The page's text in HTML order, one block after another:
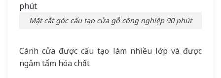
Mặt cắt góc cấu tạo cửa gỗ công nghiệp 90 phút
Cánh cửa được cấu tạo làm nhiều lớp và được
ngâm tẩm hóa chất